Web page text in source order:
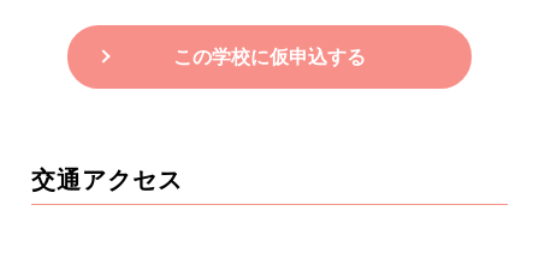
この学校に仮申込する
交通アクセス